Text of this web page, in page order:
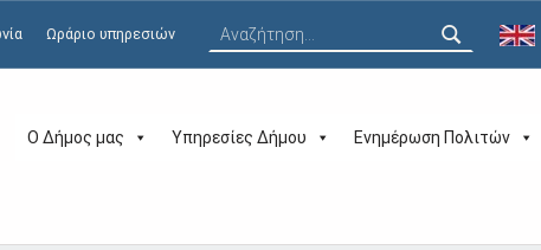
Ο Δήμος μας Υπηρεσίες Δήμου Ενημέρωση Πολιτών
Ωράριο υπηρεσιών